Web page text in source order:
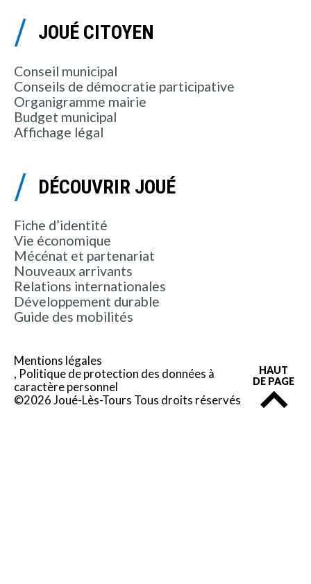
JOUÉ CITOYEN
Conseil municipal
Conseils de démocratie participative
Organigramme mairie
Budget municipal
Affichage légal
DÉCOUVRIR JOUÉ
Fiche d’identité
Vie économique
Mécénat et partenariat
Nouveaux arrivants
Relations internationales
Développement durable
Guide des mobilités
Mentions légales
Politique de protection des données à
caractère personnel
©2026 Joué-Lès-Tours Tous droits réservés
HAUT
DE PAGE